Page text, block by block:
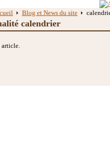
Blog et News du site
calendrier
article.